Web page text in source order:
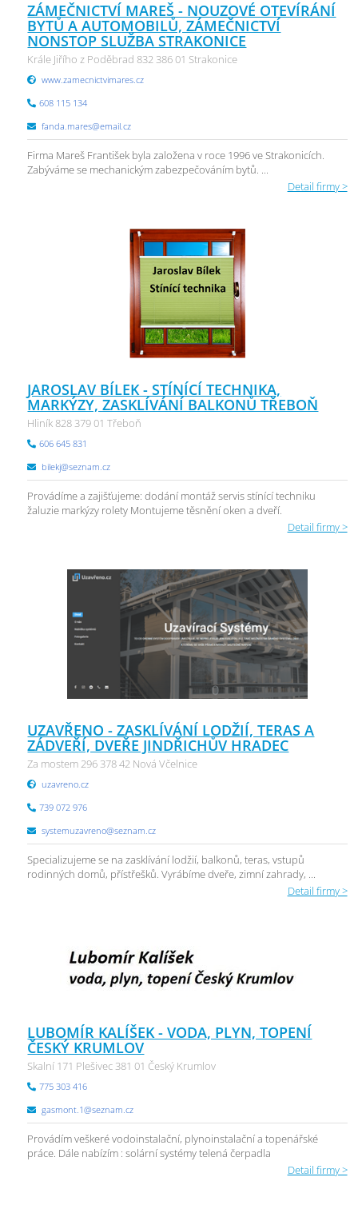
ZÁMEČNICTVÍ MAREŠ - NOUZOVÉ OTEVÍRÁNÍ
BYTŮ A AUTOMOBILŮ, ZÁMEČNICTVÍ
NONSTOP SLUŽBA STRAKONICE
Krále Jiřího z Poděbrad 832 386 01 Strakonice
www.zamecnictvimares.cz
608 115 134
fanda.mares@email.cz
Firma Mareš František byla založena v roce 1996 ve Strakonicích.
Zabýváme se mechanickým zabezpečováním bytů. ...
Detail firmy >
JAROSLAV BÍLEK - STÍNÍCÍ TECHNIKA,
MARKÝZY, ZASKLÍVÁNÍ BALKONŮ TŘEBOŇ
Hliník 828 379 01 Třeboň
606 645 831
bilekj@seznam.cz
Provádíme a zajišťujeme: dodání montáž servis stínící techniku
žaluzie markýzy rolety Montujeme těsnění oken a dveří.
Detail firmy >
UZAVŘENO - ZASKLÍVÁNÍ LODŽIÍ, TERAS A
ZÁDVEŘÍ, DVEŘE JINDŘICHŮV HRADEC
Za mostem 296 378 42 Nová Včelnice
uzavreno.cz
739 072 976
systemuzavreno@seznam.cz
Specializujeme se na zasklívání lodžií, balkonů, teras, vstupů
rodinných domů, přístřešků. Vyrábíme dveře, zimní zahrady, ...
Detail firmy >
LUBOMÍR KALÍŠEK - VODA, PLYN, TOPENÍ
ČESKÝ KRUMLOV
Skalní 171 Plešivec 381 01 Český Krumlov
775 303 416
gasmont.1@seznam.cz
Provádím veškeré vodoinstalační, plynoinstalační a topenářské
práce. Dále nabízím : solární systémy telená čerpadla
Detail firmy >